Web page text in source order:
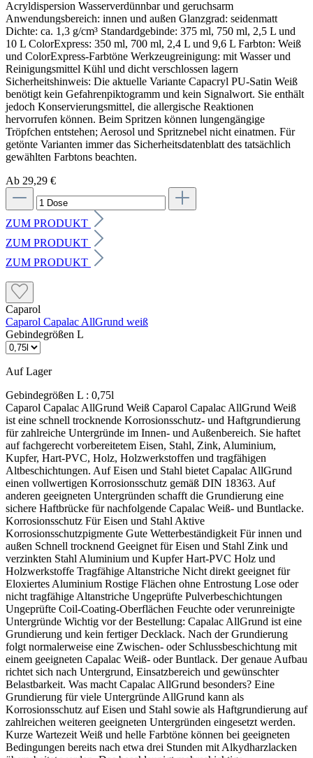
Ab 29,29 €
ZUM PRODUKT
ZUM PRODUKT
ZUM PRODUKT
Caparol
Caparol Capalac AllGrund weiß
Gebindegrößen L
Auf Lager
Gebindegrößen L : 0,75l
Caparol Capalac AllGrund Weiß Caparol Capalac AllGrund Weiß ist eine schnell trocknende Korrosionsschutz- und Haftgrundierung für zahlreiche Untergründe im Innen- und Außenbereich. Sie haftet auf fachgerecht vorbereitetem Eisen, Stahl, Zink, Aluminium, Kupfer, Hart-PVC, Holz, Holzwerkstoffen und tragfähigen Altbeschichtungen. Auf Eisen und Stahl bietet Capalac AllGrund einen vollwertigen Korrosionsschutz gemäß DIN 18363. Auf anderen geeigneten Untergründen schafft die Grundierung eine sichere Haftbrücke für nachfolgende Capalac Weiß- und Buntlacke. Korrosionsschutz Für Eisen und Stahl Aktive Korrosionsschutzpigmente Gute Wetterbeständigkeit Für innen und außen Schnell trocknend Geeignet für Eisen und Stahl Zink und verzinkten Stahl Aluminium und Kupfer Hart-PVC Holz und Holzwerkstoffe Tragfähige Altanstriche Nicht direkt geeignet für Eloxiertes Aluminium Rostige Flächen ohne Entrostung Lose oder nicht tragfähige Altanstriche Ungeprüfte Pulverbeschichtungen Ungeprüfte Coil-Coating-Oberflächen Feuchte oder verunreinigte Untergründe Wichtig vor der Bestellung: Capalac AllGrund ist eine Grundierung und kein fertiger Decklack. Nach der Grundierung folgt normalerweise eine Zwischen- oder Schlussbeschichtung mit einem geeigneten Capalac Weiß- oder Buntlack. Der genaue Aufbau richtet sich nach Untergrund, Einsatzbereich und gewünschter Belastbarkeit. Was macht Capalac AllGrund besonders? Eine Grundierung für viele Untergründe AllGrund kann als Korrosionsschutz auf Eisen und Stahl sowie als Haftgrundierung auf zahlreichen weiteren geeigneten Untergründen eingesetzt werden. Kurze Wartezeit Weiß und helle Farbtöne können bei geeigneten Bedingungen bereits nach etwa drei Stunden mit Alkydharzlacken überarbeitet werden. Das beschleunigt mehrschichtige Lackierarbeiten. Flexibel zu verarbeiten Die Grundierung kann gestrichen, gerollt oder mit einem geeigneten Spritzverfahren aufgetragen werden. Vor Gebrauch muss sie gründlich aufgerührt werden. Passt AllGrund zu deinem Projekt? Das Produkt passt, wenn … Eisen oder Stahl vor Korrosion geschützt werden soll Zink, Aluminium, Kupfer oder Hart-PVC grundiert wird eine schnell trocknende Haftgrundierung benötigt wird anschließend mit einem geeigneten Lack beschichtet wird mit Pinsel, Rolle oder Spritzgerät gearbeitet werden soll Zuerst genauer prüfen, wenn … die Metallart nicht sicher bekannt ist eine Pulverbeschichtung vorhanden ist es sich um Coil-Coating handelt der vorhandene Altanstrich unbekannt ist ein dauerhaft belastbares Duplexsystem benötigt wird Untergrund richtig vorbereiten Eisen und Stahl Rost, Walzhaut, Schmutz und Fett vollständig entfernen. Eisen und Stahl müssen bis zum erforderlichen Normreinheitsgrad fachgerecht gestrahlt oder maschinell entrostet werden. Verbleibender Rost unter der Grundierung kann die Haltbarkeit des gesamten Beschichtungsaufbaus beeinträchtigen. Zink und Hart-PVC Die Oberfläche mit einer geeigneten ammoniakalischen Netzmittelwäsche und Kunststoffschleifvlies sorgfältig vorbereiten. Glatte, verschmutzte oder nicht ausreichend vorbereitete Oberflächen können trotz Grundierung zu Haftungsproblemen führen. Aluminium und Kupfer Aluminium und Kupfer mit einem dafür vorgesehenen Reinigungsmittel und Kunststoffschleifvlies reinigen und anschleifen. Auf eloxiertem Aluminium darf Capalac AllGrund nicht verwendet werden. Holz und Altanstriche vorbereiten Holz und Holzwerkstoffe Holz in Faserrichtung schleifen und gründlich reinigen. Harze, Harzgallen und andere haftungsmindernde Holzinhaltstoffe entfernen. Scharfe Kanten leicht brechen. Maßhaltiges Holz: höchstens 13 % Holzfeuchte Begrenzt und nicht maßhaltiges Holz: höchstens 15 % Tragfähige Altanstriche Fest haftende Altanstriche anschleifen und sorgfältig reinigen. Lose oder nicht tragfähige Beschichtungen müssen vollständig entfernt werden. Schadstellen passend zum darunterliegenden Holz-, Metall- oder Kunststoffuntergrund vorbereiten und grundieren. Beschichtungsaufbau nach Untergrund Holz innen und außen Holz im Innenbereich einmal mit Capalac AllGrund grundieren. Holz im Außenbereich zuerst mit Capalac Holz-Imprägniergrund behandeln und anschließend mit Capalac AllGrund grundieren. Danach folgt der geeignete Decklack. Eisen und Stahl Im Innenbereich ist normalerweise eine Grundbeschichtung mit Capalac AllGrund vorgesehen. Im Außenbereich werden für den Korrosionsschutz zwei Grundbeschichtungen mit Capalac AllGrund ausgeführt. Aluminium, Kupfer und Hart-PVC Nach der vorgeschriebenen Untergrundvorbereitung einmal mit Capalac AllGrund grundieren. Anschließend je nach System eine Zwischen- und Schlussbeschichtung mit einem geeigneten Capalac Lack ausführen. Sonderfall Zink und verzinkter Stahl: Vor nachfolgenden Alkydharzdecklacken müssen Zinkblech und verzinkter Stahl besonders sorgfältig vorbereitet werden. Caparol schreibt hier mindestens zwei Beschichtungen mit Capalac AllGrund vor, damit entstehendes Zinkoxid die Haftung des Decklacks nicht beeinträchtigt. Alternativ kommen Capalac 2K-EP-Haftgrund oder Disbon 481 EP-Uniprimer infrage. Verbrauch und Reichweite Streichen Auf senkrechten Flächen ca. 90–100 ml/m² je Auftrag. Ein Liter reicht rechnerisch für ungefähr 10–11 m² bei einer Beschichtung. Rollen Auf senkrechten Flächen ca. 80–90 ml/m² je Auftrag. Ein Liter reicht rechnerisch für ungefähr 11–12,5 m² bei einer Beschichtung. Waagerechte Flächen Beim Streichen oder Rollen ca. 110 ml/m² je Auftrag. Ein Liter reicht rechnerisch für ungefähr 9 m² bei einer Beschichtung. Beim Spritzen liegt der Richtverbrauch je nach Verfahren und Bauteillage bei etwa 120–170 ml/m². Untergrund, Form, Kanten, Werkzeug und Auftragsstärke beeinflussen den tatsächlichen Materialbedarf. Exakte Werte lassen sich nur durch eine Probebeschichtung ermitteln. Verarbeitung und Trocknung Verarbeitung Vor Gebrauch gründlich aufrühren Streichen, rollen oder spritzen Bei Bedarf mit Caparol AF-Verdünner verdünnen Zwischen den Beschichtungen anschleifen Schleifstaub vollständig entfernen Bedingungen Mindesttemperatur: 5 °C Günstiger Bereich: 10–25 °C Relative Luftfeuchtigkeit: höchstens 80 % Untergrund muss trocken und sauber sein Trocknung bei 20 °C Staubtrocken nach ca. 1 Stunde Grifffest nach ca. 3–6 Stunden Weiß mit Alkydharzlack überstreichbar nach ca. 3 Stunden Mit Wasserlacken überstreichbar nach mindestens 12 Stunden Niedrigere Temperaturen, eine höhere Luftfeuchtigkeit und größere Schichtdicken verlängern die Trocknung. Intensiv getönte Varianten benötigen vor dem Überlackieren mit Alkydharzlacken etwa sechs Stunden. Häufige Fragen Ist AllGrund auch der Decklack? Nein. Capalac AllGrund schafft Haftung und Korrosionsschutz. Anschließend wird normalerweise ein geeigneter Weiß- oder Buntlack als Schlussbeschichtung aufgetragen. Muss Rost vorher entfernt werden? Ja. Die Grundierung ist kein Rostumwandler. Eisen und Stahl müssen vor dem Auftrag